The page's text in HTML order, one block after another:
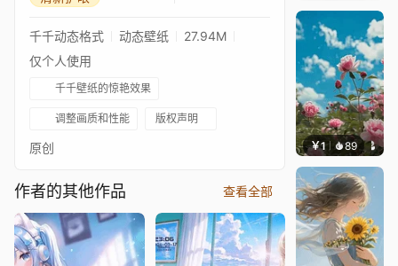
千千动态格式 动态壁纸
27.94M
仅个人使用
千千壁纸的惊艳效果
调整画质和性能 版权声明
原创
作者的其他作品 查看全部
￥1 89 叮叮